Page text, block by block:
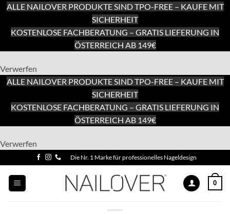
ALLE NAILOVER PRODUKTE SIND TPO-FREE – KAUFE MIT
SICHERHEIT
KOSTENLOSE FACHBERATUNG – GRATIS LIEFERUNG IN
ÖSTERREICH AB 149€
Verwerfen
ALLE NAILOVER PRODUKTE SIND TPO-FREE – KAUFE MIT
SICHERHEIT
KOSTENLOSE FACHBERATUNG – GRATIS LIEFERUNG IN
ÖSTERREICH AB 149€
Verwerfen
Inhalt
Inhalt
springen
Die Nr. 1 Marke für professionelles Nageldesign
0